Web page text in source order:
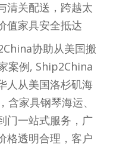
清关配送，跨越太
值家具安全抵达
协助从美国搬
案例, Ship2China
人从美国洛杉矶海
家具钢琴海运、
门一站式服务，广
格透明合理，客户